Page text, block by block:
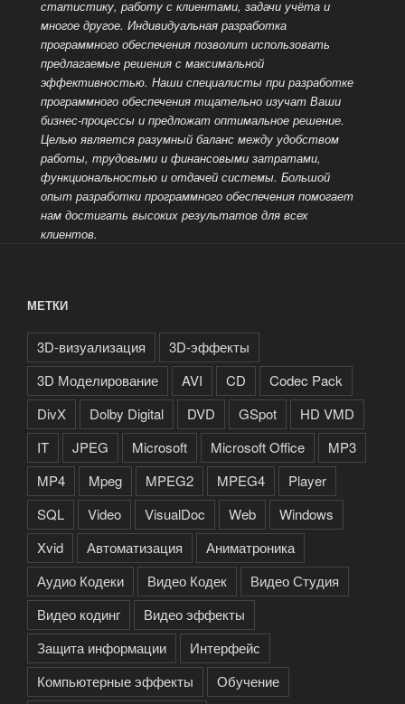
статистику, работу с клиентами, задачи учёта и
многое другое. Индивидуальная разработка
программного обеспечения позволит использовать
предлагаемые решения с максимальной
эффективностью. Наши специалисты при разработке
программного обеспечения тщательно изучат Ваши
бизнес-процессы и предложат оптимальное решение.
Целью является разумный баланс между удобством
работы, трудовыми и финансовыми затратами,
функциональностью и отдачей системы. Большой
опыт разработки программного обеспечения помогает
нам достигать высоких результатов для всех
клиентов.
МЕТКИ
3D-визуализация
3D-эффекты
3D Моделирование
AVI CD
Codec Pack
DivX
Dolby Digital DVD GSpot
HD VMD
IT
JPEG Microsoft Microsoft Office
MP3
MP4
Mpeg MPEG2 MPEG4
Player
SQL
Video VisualDoc Web
Windows
Xvid
Автоматизация
Аниматроника
Аудио Кодеки
Видео Кодек
Видео Студия
Видео кодинг
Видео эффекты
Защита информации
Интерфейс
Компьютерные эффекты
Обучение